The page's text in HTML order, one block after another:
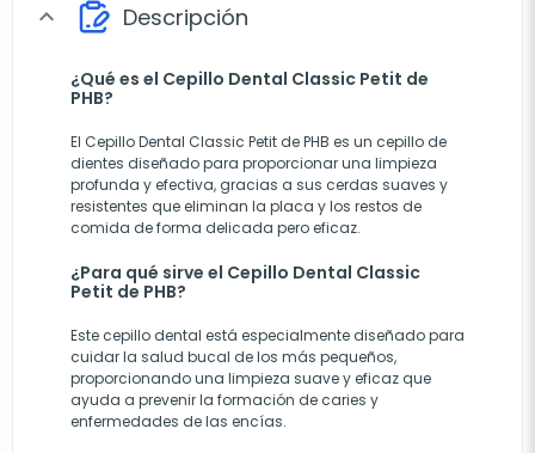
expand_more Descripción
¿Qué es el Cepillo Dental Classic Petit de
PHB?
El Cepillo Dental Classic Petit de PHB es un cepillo de
dientes diseñado para proporcionar una limpieza
profunda y efectiva, gracias a sus cerdas suaves y
resistentes que eliminan la placa y los restos de
comida de forma delicada pero eficaz.
¿Para qué sirve el Cepillo Dental Classic
Petit de PHB?
Este cepillo dental está especialmente diseñado para
cuidar la salud bucal de los más pequeños,
proporcionando una limpieza suave y eficaz que
ayuda a prevenir la formación de caries y
enfermedades de las encías.